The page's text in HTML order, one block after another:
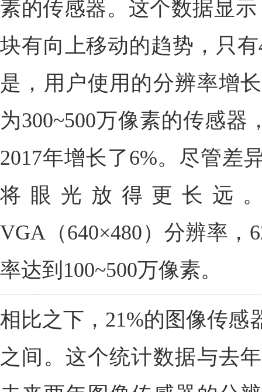
素的传感器。这个数据显
块有向上移动的趋势，只
是，用户使用的分辨率增
为300~500万像素的传感器
2017年增长了6%。尽管差
将眼光放得更长远
VGA（640×480）分辨率，
率达到100~500万像素。
相比之下，21%的图像传感
之间。这个统计数据与去